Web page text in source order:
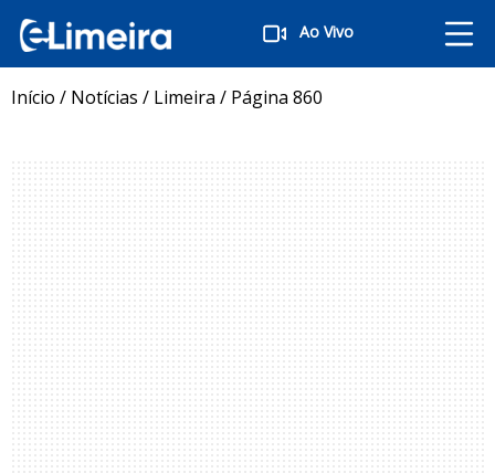
Ao Vivo
Início / Notícias / Limeira / Página 860